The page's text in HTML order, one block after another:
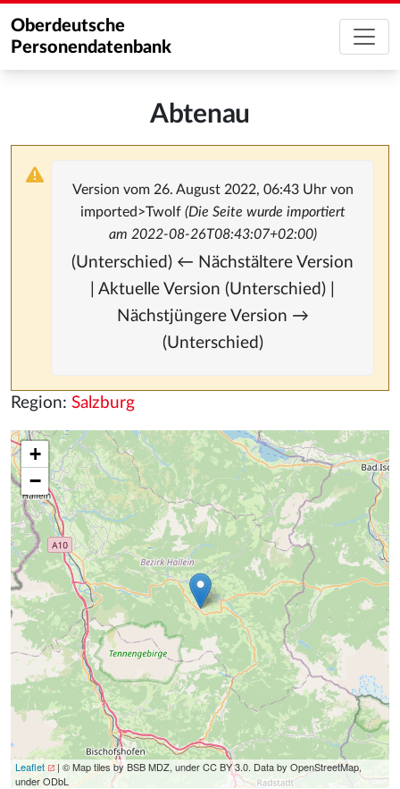
Oberdeutsche
Personendatenbank
Abtenau
Version vom 26. August 2022, 06:43 Uhr von
imported>Twolf (Die Seite wurde importiert
am 2022-08-26T08:43:07+02:00)
(Unterschied) ← Nächstältere Version
| Aktuelle Version (Unterschied) |
Nächstjüngere Version →
(Unterschied)
Region: Salzburg
+
−
Leaflet
| © Map tiles by BSB MDZ, under CC BY 3.0. Data by OpenStreetMap,
under ODbL